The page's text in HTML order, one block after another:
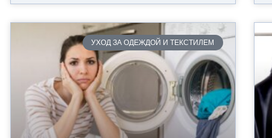
УХОД ЗА ОДЕЖДОЙ И ТЕКСТИЛЕМ